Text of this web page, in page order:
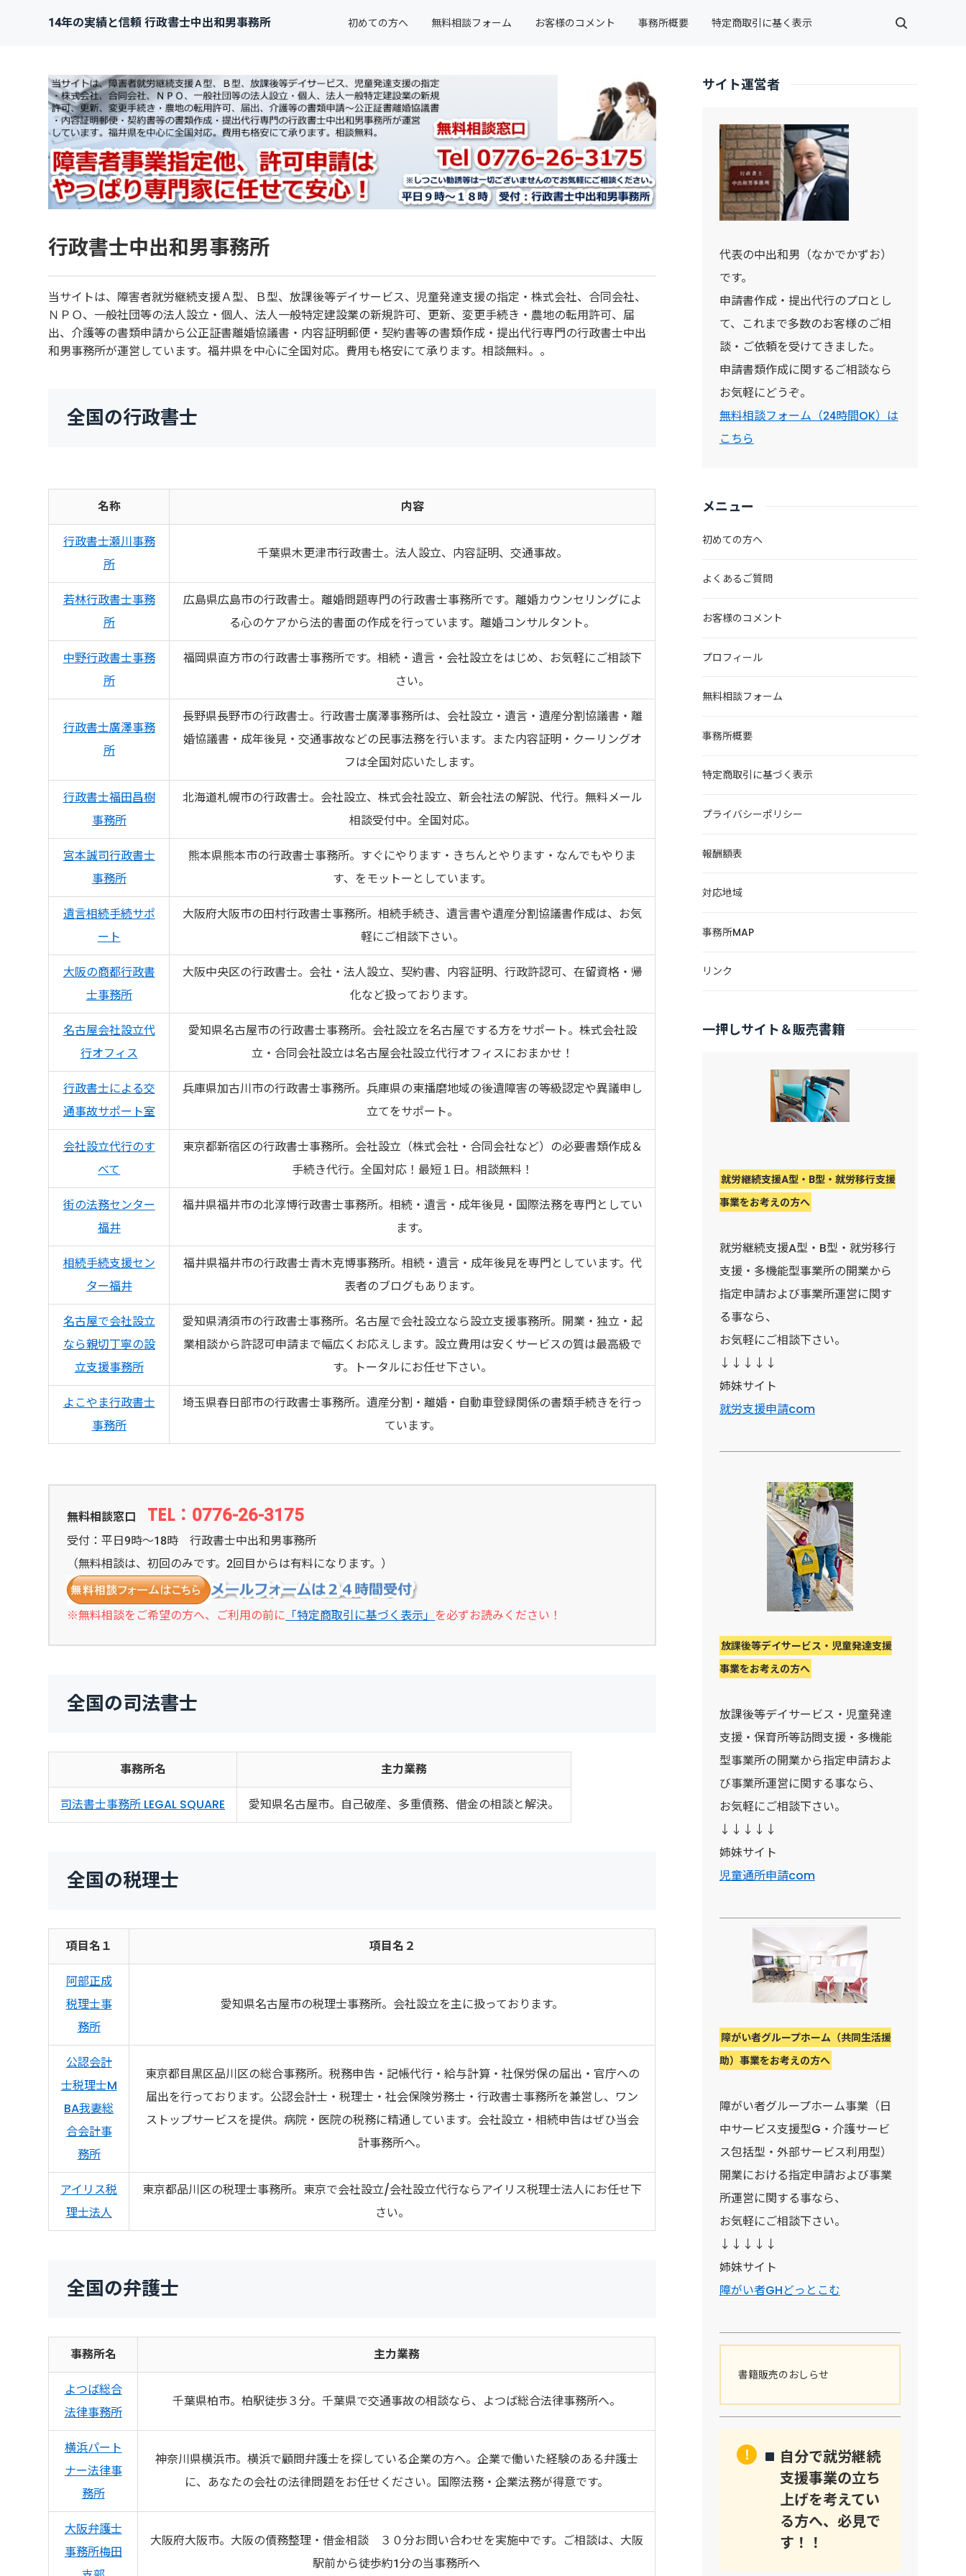
14年の実績と信頼 行政書士中出和男事務所 初めての方へ 無料相談フォーム お客様のコメント 事務所概要 特定商取引に基く表示
行政書士中出和男事務所
当サイトは、障害者就労継続支援Ａ型、Ｂ型、放課後等デイサービス、児童発達支援の指定・株式会社、合同会社、
ＮＰＯ、一般社団等の法人設立・個人、法人一般特定建設業の新規許可、更新、変更手続き・農地の転用許可、届
出、介護等の書類申請から公正証書離婚協議書・内容証明郵便・契約書等の書類作成・提出代行専門の行政書士中出
和男事務所が運営しています。福井県を中心に全国対応。費用も格安にて承ります。相談無料。。
全国の行政書士
名称 内容
行政書士瀬川事務
所
千葉県木更津市行政書士。法人設立、内容証明、交通事故。
若林行政書士事務
所
広島県広島市の行政書士。離婚問題専門の行政書士事務所です。離婚カウンセリングによ
る心のケアから法的書面の作成を行っています。離婚コンサルタント。
中野行政書士事務
所
福岡県直方市の行政書士事務所です。相続・遺言・会社設立をはじめ、お気軽にご相談下
さい。
行政書士廣澤事務
所
長野県長野市の行政書士。行政書士廣澤事務所は、会社設立・遺言・遺産分割協議書・離
婚協議書・成年後見・交通事故などの民事法務を行います。また内容証明・クーリングオ
フは全国対応いたします。
行政書士福田昌樹
事務所
北海道札幌市の行政書士。会社設立、株式会社設立、新会社法の解説、代行。無料メール
相談受付中。全国対応。
宮本誠司行政書士
事務所
熊本県熊本市の行政書士事務所。すぐにやります・きちんとやります・なんでもやりま
す、をモットーとしています。
遺言相続手続サポ
ート
大阪府大阪市の田村行政書士事務所。相続手続き、遺言書や遺産分割協議書作成は、お気
軽にご相談下さい。
大阪の商都行政書
士事務所
大阪中央区の行政書士。会社・法人設立、契約書、内容証明、行政許認可、在留資格・帰
化など扱っております。
名古屋会社設立代
行オフィス
愛知県名古屋市の行政書士事務所。会社設立を名古屋でする方をサポート。株式会社設
立・合同会社設立は名古屋会社設立代行オフィスにおまかせ！
行政書士による交
通事故サポート室
兵庫県加古川市の行政書士事務所。兵庫県の東播磨地域の後遺障害の等級認定や異議申し
立てをサポート。
会社設立代行のす
べて
東京都新宿区の行政書士事務所。会社設立（株式会社・合同会社など）の必要書類作成＆
手続き代行。全国対応！最短１日。相談無料！
街の法務センター
福井
福井県福井市の北淳博行政書士事務所。相続・遺言・成年後見・国際法務を専門としてい
ます。
相続手続支援セン
ター福井
福井県福井市の行政書士青木克博事務所。相続・遺言・成年後見を専門としています。代
表者のブログもあります。
名古屋で会社設立
なら親切丁寧の設
立支援事務所
愛知県清須市の行政書士事務所。名古屋で会社設立なら設立支援事務所。開業・独立・起
業相談から許認可申請まで幅広くお応えします。設立費用は安くサービスの質は最高級で
す。トータルにお任せ下さい。
よこやま行政書士
事務所
埼玉県春日部市の行政書士事務所。遺産分割・離婚・自動車登録関係の書類手続きを行っ
ています。
無料相談窓口 TEL：0776-26-3175
受付：平日9時～18時 行政書士中出和男事務所
（無料相談は、初回のみです。2回目からは有料になります。）
※無料相談をご希望の方へ、ご利用の前に 「特定商取引に基づく表示」 を必ずお読みください！
全国の司法書士
事務所名 主力業務
司法書士事務所 LEGAL SQUARE 愛知県名古屋市。自己破産、多重債務、借金の相談と解決。
全国の税理士
項目名１ 項目名２
阿部正成
税理士事
務所
愛知県名古屋市の税理士事務所。会社設立を主に扱っております。
公認会計
士税理士M
BA我妻総
合会計事
務所
東京都目黒区品川区の総合事務所。税務申告・記帳代行・給与計算・社保労保の届出・官庁への
届出を行っております。公認会計士・税理士・社会保険労務士・行政書士事務所を兼営し、ワン
ストップサービスを提供。病院・医院の税務に精通しています。会社設立・相続申告はぜひ当会
計事務所へ。
アイリス税
理士法人
東京都品川区の税理士事務所。東京で会社設立/会社設立代行ならアイリス税理士法人にお任せ下
さい。
全国の弁護士
事務所名 主力業務
よつば総合
法律事務所
千葉県柏市。柏駅徒歩３分。千葉県で交通事故の相談なら、よつば総合法律事務所へ。
横浜パート
ナー法律事
務所
神奈川県横浜市。横浜で顧問弁護士を探している企業の方へ。企業で働いた経験のある弁護士
に、あなたの会社の法律問題をお任せください。国際法務・企業法務が得意です。
大阪弁護士
事務所梅田
大阪府大阪市。大阪の債務整理・借金相談 ３０分お問い合わせを実施中です。ご相談は、大阪
駅前から徒歩約1分の当事務所へ
サイト運営者
代表の中出和男（なかでかずお）
です。
申請書作成・提出代行のプロとし
て、これまで多数のお客様のご相
談・ご依頼を受けてきました。
申請書類作成に関するご相談なら
お気軽にどうぞ。
無料相談フォーム（24時間OK）は
こちら
メニュー
初めての方へ
よくあるご質問
お客様のコメント
プロフィール
無料相談フォーム
事務所概要
特定商取引に基づく表示
プライバシーポリシー
報酬額表
対応地域
事務所MAP
リンク
一押しサイト＆販売書籍
就労継続支援A型・B型・就労移行支援
事業をお考えの方へ
就労継続支援A型・B型・就労移行
支援・多機能型事業所の開業から
指定申請および事業所運営に関す
る事なら、
お気軽にご相談下さい。
↓↓↓↓↓
姉妹サイト
就労支援申請com
放課後等デイサービス・児童発達支援
事業をお考えの方へ
放課後等デイサービス・児童発達
支援・保育所等訪問支援・多機能
型事業所の開業から指定申請およ
び事業所運営に関する事なら、
お気軽にご相談下さい。
↓↓↓↓↓
姉妹サイト
児童通所申請com
障がい者グループホーム（共同生活援
助）事業をお考えの方へ
障がい者グループホーム事業（日
中サービス支援型G・介護サービ
ス包括型・外部サービス利用型）
開業における指定申請および事業
所運営に関する事なら、
お気軽にご相談下さい。
↓↓↓↓↓
姉妹サイト
障がい者GHどっとこむ
書籍販売のおしらせ
自分で就労継続
支援事業の立ち
上げを考えてい
る方へ、必見で
す！！